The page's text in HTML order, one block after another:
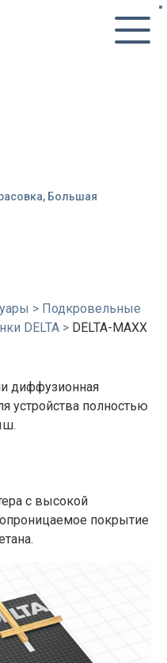
Большая
> Подкровельные
DELTA > DELTA-MAXX
диффузионная
устройства полностью
с высокой
покрытие